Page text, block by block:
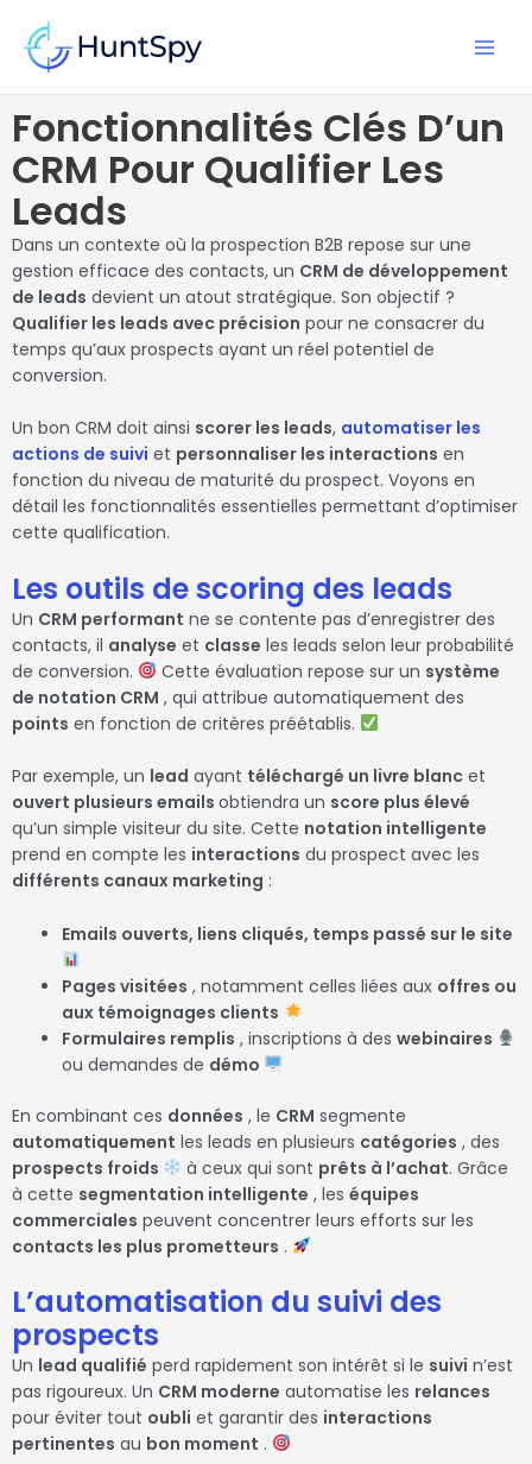
contenu
Fonctionnalités Clés D’un
CRM Pour Qualifier Les
Leads
Dans un contexte où la prospection B2B repose sur une
gestion efficace des contacts, un CRM de développement
de leads devient un atout stratégique. Son objectif ?
Qualifier les leads avec précision pour ne consacrer du
temps qu’aux prospects ayant un réel potentiel de
conversion.
Un bon CRM doit ainsi scorer les leads, automatiser les
actions de suivi et personnaliser les interactions en
fonction du niveau de maturité du prospect. Voyons en
détail les fonctionnalités essentielles permettant d’optimiser
cette qualification.
Les outils de scoring des leads
Un CRM performant ne se contente pas d’enregistrer des
contacts, il analyse et classe les leads selon leur probabilité
de conversion.
Cette évaluation repose sur un système
de notation CRM , qui attribue automatiquement des
points en fonction de critères préétablis.
Par exemple, un lead ayant téléchargé un livre blanc et
ouvert plusieurs emails obtiendra un score plus élevé
qu’un simple visiteur du site. Cette notation intelligente
prend en compte les interactions du prospect avec les
différents canaux marketing :
Emails ouverts, liens cliqués, temps passé sur le site
Pages visitées , notamment celles liées aux offres ou
aux témoignages clients
Formulaires remplis , inscriptions à des webinaires
ou demandes de démo
En combinant ces données , le CRM segmente
automatiquement les leads en plusieurs catégories , des
prospects froids
à ceux qui sont prêts à l’achat. Grâce
à cette segmentation intelligente , les équipes
commerciales peuvent concentrer leurs efforts sur les
contacts les plus prometteurs .
L’automatisation du suivi des
prospects
Un lead qualifié perd rapidement son intérêt si le suivi n’est
pas rigoureux. Un CRM moderne automatise les relances
pour éviter tout oubli et garantir des interactions
pertinentes au bon moment .